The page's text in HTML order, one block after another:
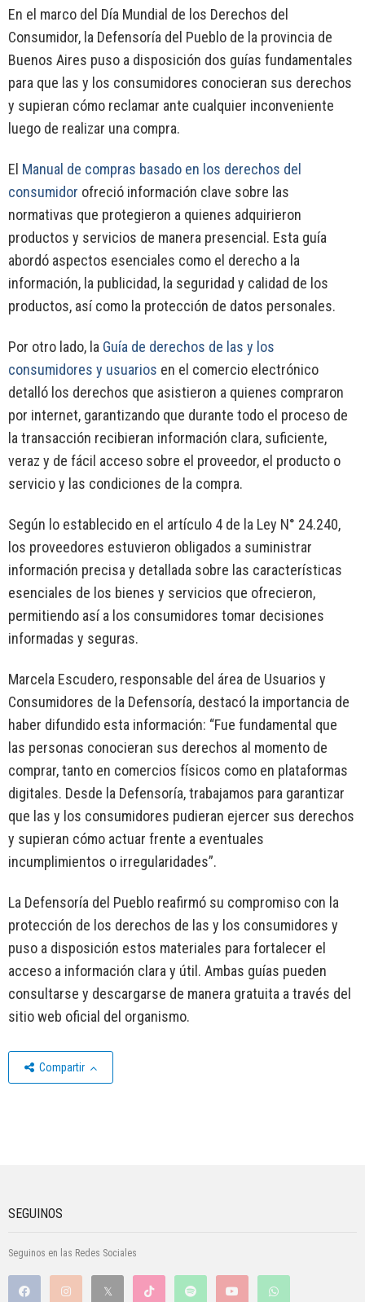
En el marco del Día Mundial de los Derechos del
Consumidor, la Defensoría del Pueblo de la provincia de
Buenos Aires puso a disposición dos guías fundamentales
para que las y los consumidores conocieran sus derechos
y supieran cómo reclamar ante cualquier inconveniente
luego de realizar una compra.
El Manual de compras basado en los derechos del
consumidor ofreció información clave sobre las
normativas que protegieron a quienes adquirieron
productos y servicios de manera presencial. Esta guía
abordó aspectos esenciales como el derecho a la
información, la publicidad, la seguridad y calidad de los
productos, así como la protección de datos personales.
Por otro lado, la Guía de derechos de las y los
consumidores y usuarios en el comercio electrónico
detalló los derechos que asistieron a quienes compraron
por internet, garantizando que durante todo el proceso de
la transacción recibieran información clara, suficiente,
veraz y de fácil acceso sobre el proveedor, el producto o
servicio y las condiciones de la compra.
Según lo establecido en el artículo 4 de la Ley N° 24.240,
los proveedores estuvieron obligados a suministrar
información precisa y detallada sobre las características
esenciales de los bienes y servicios que ofrecieron,
permitiendo así a los consumidores tomar decisiones
informadas y seguras.
Marcela Escudero, responsable del área de Usuarios y
Consumidores de la Defensoría, destacó la importancia de
haber difundido esta información: “Fue fundamental que
las personas conocieran sus derechos al momento de
comprar, tanto en comercios físicos como en plataformas
digitales. Desde la Defensoría, trabajamos para garantizar
que las y los consumidores pudieran ejercer sus derechos
y supieran cómo actuar frente a eventuales
incumplimientos o irregularidades”.
La Defensoría del Pueblo reafirmó su compromiso con la
protección de los derechos de las y los consumidores y
puso a disposición estos materiales para fortalecer el
acceso a información clara y útil. Ambas guías pueden
consultarse y descargarse de manera gratuita a través del
sitio web oficial del organismo.
Compartir
SEGUINOS
Seguinos en las Redes Sociales